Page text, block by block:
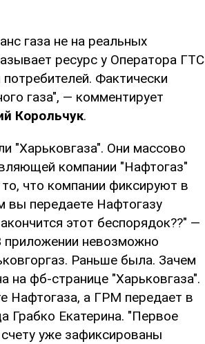
газа не на реальных
ресурс у Оператора ГТС
Фактически
газа", — комментирует
Корольчук.
"Харьковгаза". Они массово
компании "Нафтогаз"
что компании фиксируют в
вы передаете Нафтогазу
этот беспорядок??" —
приложении невозможно
Раньше была. Зачем
на фб-странице "Харьковгаза".
Нафтогаза, а ГРМ передает в
Грабко Екатерина. "Первое
уже зафиксированы